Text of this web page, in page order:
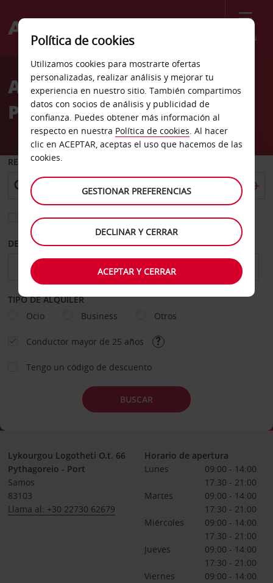
Menú
Welcome
AvisAlquiler de coches
Pythagorion Samos
RECOGER EN
Elegir otra oficina de devolución
DESDE HASTA
TIPO DE ALQUILER
Ocio
Business Otros
Conductor mayor de 25 años
Tengo un código de descuento
BUSCAR
Lykourgou Logotheti O.t. 66
Pythagoreio - Port
Samos
83103
Llama al: +30 22730 62679
Horario de apertura
Lunes
09:00 - 14:00
17:30 - 21:00
Martes
09:00 - 14:00
17:30 - 21:00
Miércoles
09:00 - 14:00
17:30 - 21:00
Jueves
09:00 - 14:00
17:30 - 21:00
Viernes
09:00 - 14:00
Política de cookies
Utilizamos cookies para mostrarte ofertas
personalizadas, realizar análisis y mejorar tu
experiencia en nuestro sitio. También compartimos
datos con socios de análisis y publicidad de
confianza. Puedes obtener más información al
respecto en nuestra Política de cookies. Al hacer
clic en ACEPTAR, aceptas el uso que hacemos de las
cookies.
GESTIONAR PREFERENCIAS
DECLINAR Y CERRAR
ACEPTAR Y CERRAR